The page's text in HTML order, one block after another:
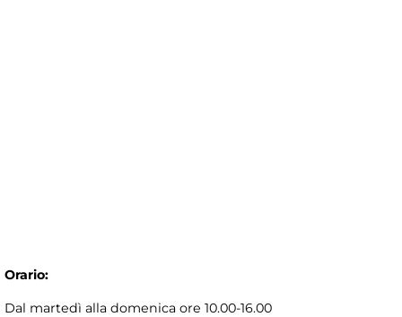
Orario:
Dal martedì alla domenica ore 10.00-16.00